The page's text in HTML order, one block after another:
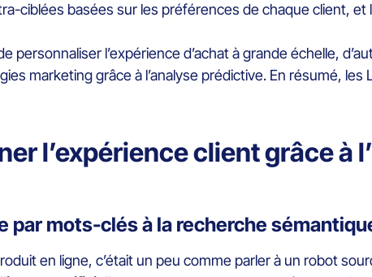
ciblées basées sur les préférences de chaque client, et
personnaliser l’expérience d’achat à grande échelle,
marketing grâce à l’analyse prédictive. En résumé,
l’expérience client grâce à
par mots-clés à la recherche
en ligne, c’était un peu comme parler à un robot